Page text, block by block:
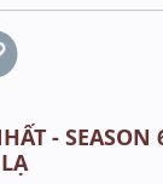
- SEASON